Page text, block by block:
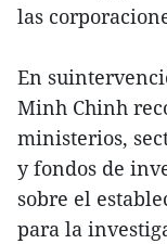
las
En
Minh Chinh
ministerios,
y fondos de
sobre el
para la